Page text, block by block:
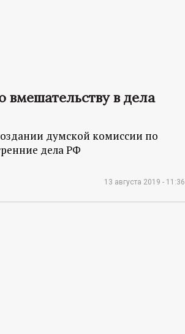
вмешательству в дела
думской комиссии по
дела РФ
13 августа 2019 - 11:36